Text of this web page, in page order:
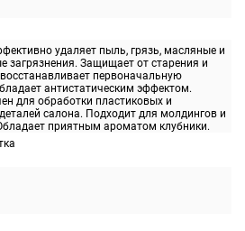
удаляет пыль, грязь, масляные и
загрязнения. Защищает от старения и
первоначальную
антистатическим эффектом.
для обработки пластиковых и
салона. Подходит для молдингов и
приятным ароматом клубники.